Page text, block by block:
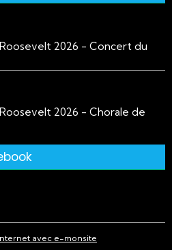
2026 - Concert du
2026 - Chorale de
avec e-monsite